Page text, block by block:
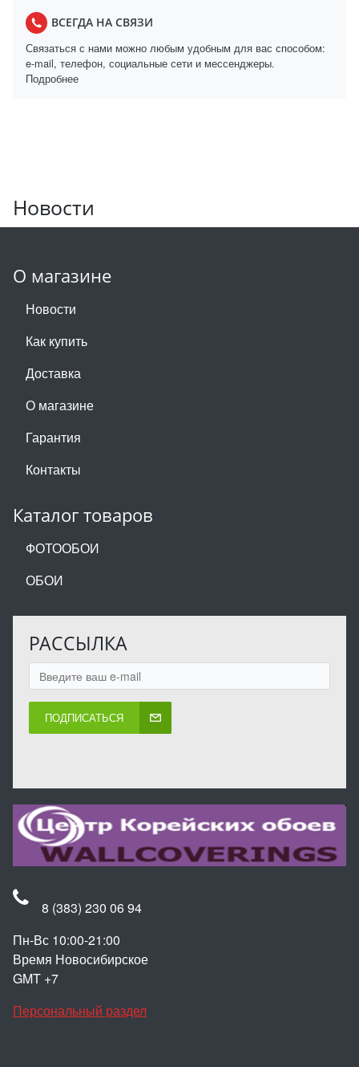
ВСЕГДА НА СВЯЗИ
Связаться с нами можно любым удобным для вас способом:
e-mail, телефон, социальные сети и мессенджеры.
Подробнее
Новости
О магазине
Новости
Как купить
Доставка
О магазине
Гарантия
Контакты
Каталог товаров
ФОТООБОИ
ОБОИ
РАССЫЛКА
ПОДПИСАТЬСЯ
8 (383) 230 06 94
Пн-Вс 10:00-21:00
Время Новосибирское
GMT +7
Персональный раздел